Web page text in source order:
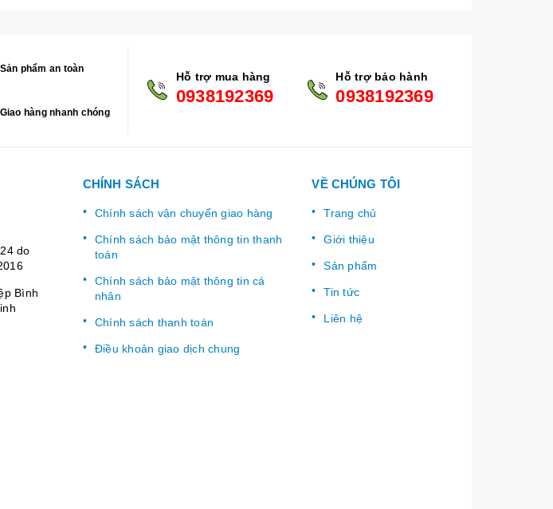
Sản phẩm an toàn
Giao hàng nhanh chóng
Hỗ trợ mua hàng
0938192369
Hỗ trợ bảo hành
0938192369
do
Bình
CHÍNH SÁCH
Chính sách vận chuyển giao hàng
Chính sách bảo mật thông tin thanh
toán
Chính sách bảo mật thông tin cá
nhân
Chính sách thanh toán
Điều khoản giao dịch chung
VỀ CHÚNG TÔI
Trang chủ
Giới thiệu
Sản phẩm
Tin tức
Liên hệ